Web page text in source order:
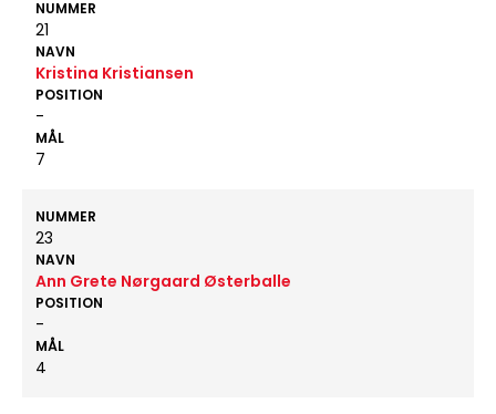
NUMMER
21
NAVN
Kristina Kristiansen
POSITION
-
MÅL
7
NUMMER
23
NAVN
Ann Grete Nørgaard Østerballe
POSITION
-
MÅL
4